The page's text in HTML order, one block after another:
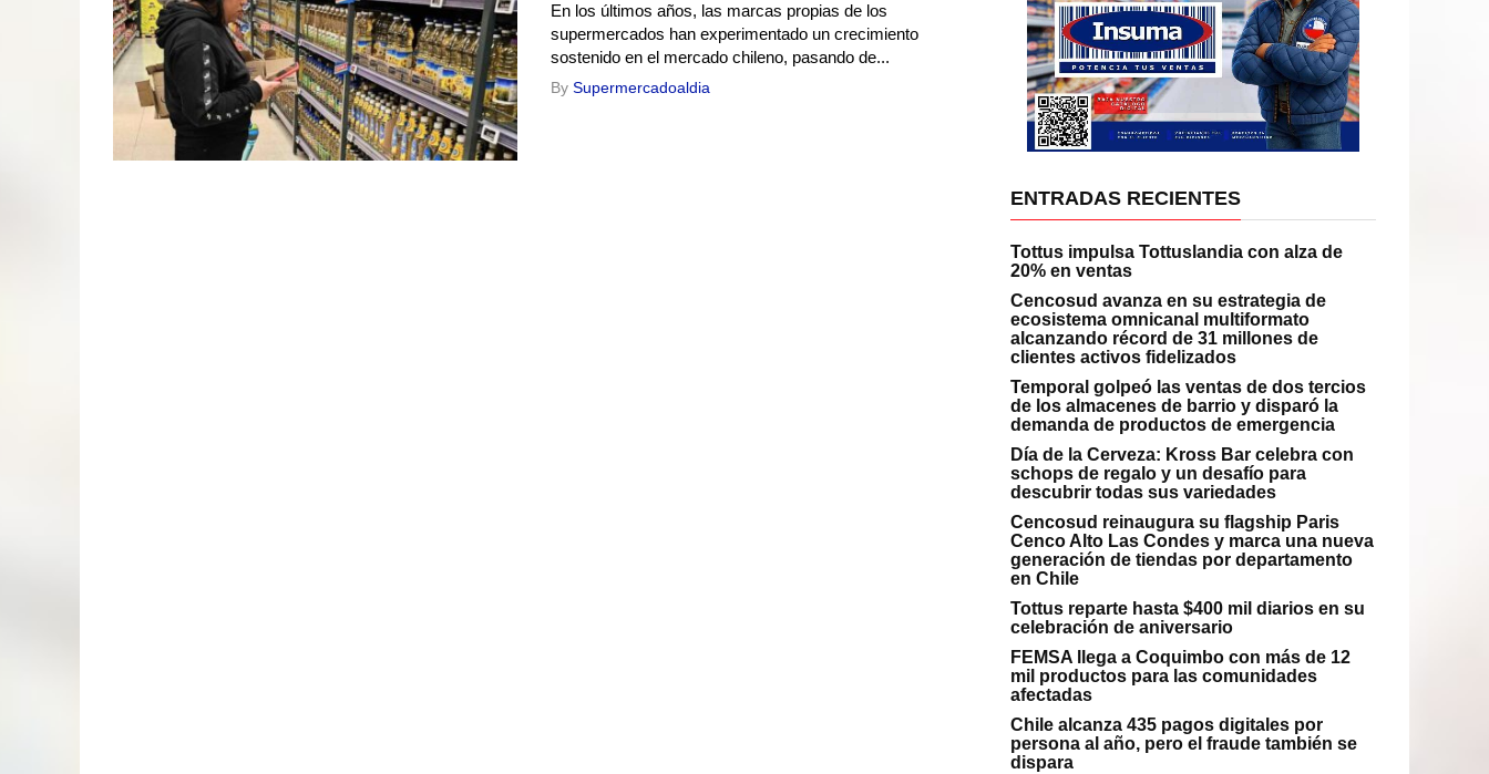
En los últimos años, las marcas propias de los
supermercados han experimentado un crecimiento
sostenido en el mercado chileno, pasando de...
BySupermercadoaldia
ENTRADAS RECIENTES
Tottus impulsa Tottuslandia con alza de
20% en ventas
Cencosud avanza en su estrategia de
ecosistema omnicanal multiformato
alcanzando récord de 31 millones de
clientes activos fidelizados
Temporal golpeó las ventas de dos tercios
de los almacenes de barrio y disparó la
demanda de productos de emergencia
Día de la Cerveza: Kross Bar celebra con
schops de regalo y un desafío para
descubrir todas sus variedades
Cencosud reinaugura su flagship Paris
Cenco Alto Las Condes y marca una nueva
generación de tiendas por departamento
en Chile
Tottus reparte hasta $400 mil diarios en su
celebración de aniversario
FEMSA llega a Coquimbo con más de 12
mil productos para las comunidades
afectadas
Chile alcanza 435 pagos digitales por
persona al año, pero el fraude también se
dispara